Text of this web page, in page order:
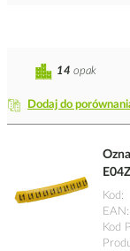
Dodaj do
14 opak
Kod
EAN
Kod